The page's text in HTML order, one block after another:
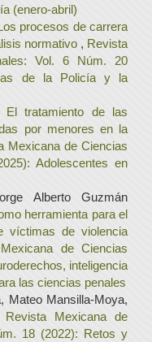
(enero-abril)
procesos de carrera
normativo , Revista
Vol. 6 Núm. 20
de la Policía y la
El tratamiento de las
por menores en la
Mexicana de Ciencias
Adolescentes en
Alberto Guzmán
herramienta para el
víctimas de violencia
de Ciencias
inteligencia
las ciencias penales
Mateo Mansilla-Moya,
Revista Mexicana de
18 (2022): Retos y